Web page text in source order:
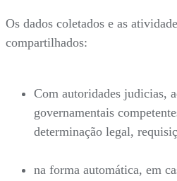
Os dados coletados e as
compartilhados:
Com autoridades judicias,
governamentais
determinação legal,
na forma automática, em